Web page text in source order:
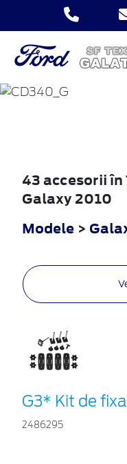
43 accesorii
Galaxy 2010
Modele >
G3* Kit de
2486295